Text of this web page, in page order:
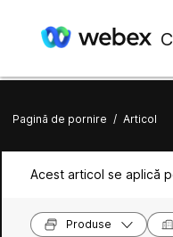
Pagină de pornire / Articol
Acest articol se aplică
Produse